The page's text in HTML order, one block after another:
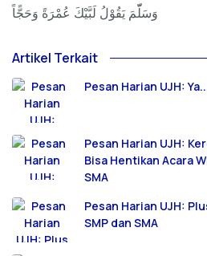
وَسَلّّمَ يَقُوْلُ لَبَّيْكَ عُمْرَةً وَحَجًّاً
Artikel Terkait
Pesan Harian UJH:
Pesan Harian UJH:
Bisa Hentikan Acara
SMA
Pesan Harian UJH:
SMP dan SMA